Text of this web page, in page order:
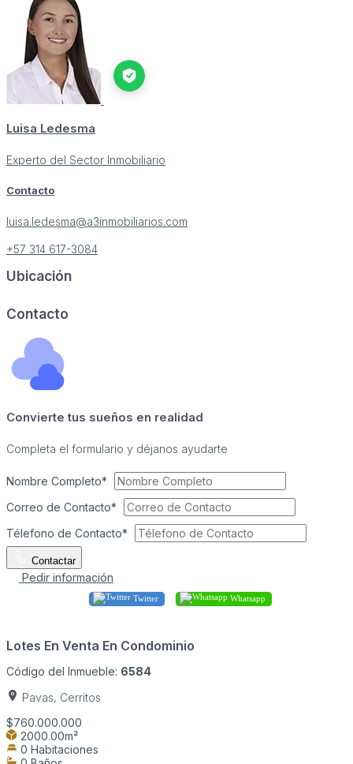
Luisa Ledesma
Experto del Sector Inmobiliario
Contacto
luisa.ledesma@a3inmobiliarios.com
+57 314 617-3084
Ubicación
Contacto
Convierte tus sueños en realidad
Completa el formulario y déjanos ayudarte
Nombre Completo*
Correo de Contacto*
Télefono de Contacto*
Contactar
Pedir información
Twitter Whatsapp
Lotes En Venta En Condominio
Código del Inmueble: 6584
Pavas, Cerritos
$760.000.000
2000.00m²
0 Habitaciones